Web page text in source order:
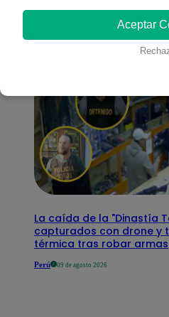
interesar
La caída de la "Dinastía
capturados con drone y
térmica tras robar armas
Perú 09 de agosto 2026
Aceptar